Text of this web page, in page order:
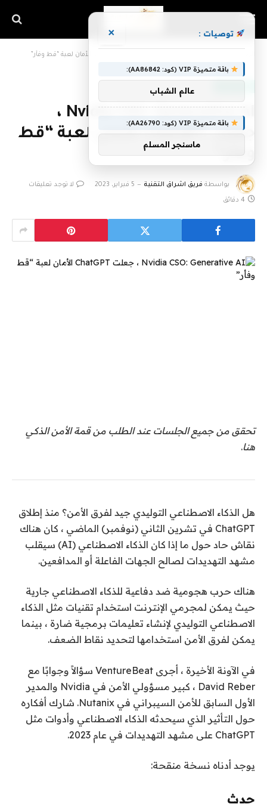
Nvidia CSO: Generative AI ،
جعلت ChatGPT الأمان لعبة “قط
وفأر”
بواسطة فريق اشراق التقنية 5 فبراير، 2023 لا توجد تعليقات
4 دقائق
تحقق من جميع الجلسات عند الطلب من قمة الأمن الذكي
هنا.
هل الذكاء الاصطناعي التوليدي جيد لفرق الأمن؟ منذ إطلاق
ChatGPT في تشرين الثاني (نوفمبر) الماضي ، كان هناك
نقاش حاد حول ما إذا كان الذكاء الاصطناعي (AI) سيقلب
مشهد التهديدات لصالح الجهات الفاعلة أو المدافعين.
هناك حرب هجومية ضد دفاعية للذكاء الاصطناعي جارية
حيث يمكن لمجرمي الإنترنت استخدام تقنيات مثل الذكاء
الاصطناعي التوليدي لإنشاء تعليمات برمجية ضارة ، بينما
يمكن لفرق الأمن استخدامها لتحديد نقاط الضعف.
في الآونة الأخيرة ، أجرى VentureBeat سؤالاً وجوابًا مع
David Reber ، كبير مسؤولي الأمن في Nvidia والمدير
الأول السابق للأمن السيبراني في Nutanix. شارك أفكاره
حول التأثير الذي سيحدثه الذكاء الاصطناعي وأدوات مثل
ChatGPT على مشهد التهديدات في عام 2023.
يوجد أدناه نسخة منقحة:
حدث
توصيات : ×
باقة متميزة VIP (كود: AA86842):
عالم الشباب
باقة متميزة VIP (كود: AA26790):
ماسنجر المسلم